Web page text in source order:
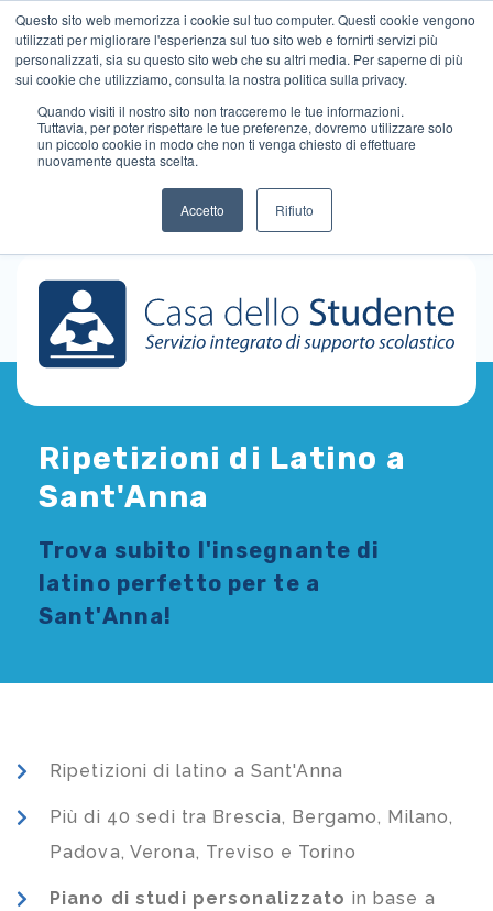
Questo sito web memorizza i cookie sul tuo computer. Questi cookie vengono
utilizzati per migliorare l'esperienza sul tuo sito web e fornirti servizi più
personalizzati, sia su questo sito web che su altri media. Per saperne di più
sui cookie che utilizziamo, consulta la nostra politica sulla privacy.
Quando visiti il ​​nostro sito non tracceremo le tue informazioni.
Tuttavia, per poter rispettare le tue preferenze, dovremo utilizzare solo
un piccolo cookie in modo che non ti venga chiesto di effettuare
nuovamente questa scelta.
Accetto Rifiuto
Ripetizioni di Latino a
Sant'Anna
Trova subito l'insegnante di
latino perfetto per te a
Sant'Anna!
Ripetizioni di latino a Sant'Anna
Più di 40 sedi tra Brescia, Bergamo, Milano,
Padova, Verona, Treviso e Torino
Piano di studi personalizzato in base a